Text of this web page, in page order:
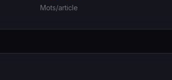
Mots/article